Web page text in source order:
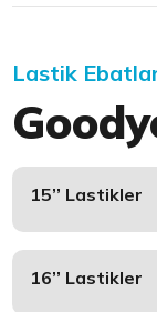
Lastik
15’’ Lastikler
16’’ Lastikler